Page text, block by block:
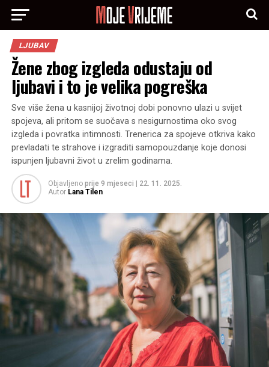
LJUBAV
Žene zbog izgleda odustaju od
ljubavi i to je velika pogreška
Sve više žena u kasnijoj životnoj dobi ponovno ulazi u svijet
spojeva, ali pritom se suočava s nesigurnostima oko svog
izgleda i povratka intimnosti. Trenerica za spojeve otkriva kako
prevladati te strahove i izgraditi samopouzdanje koje donosi
ispunjen ljubavni život u zrelim godinama.
Objavljeno prije 9 mjeseci
22. 11. 2025.
Autor Lana Tilen